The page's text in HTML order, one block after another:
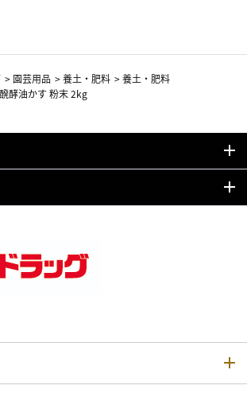
> 園芸用品 >養土・肥料 >養土・肥料
酵油かす 粉末 2kg